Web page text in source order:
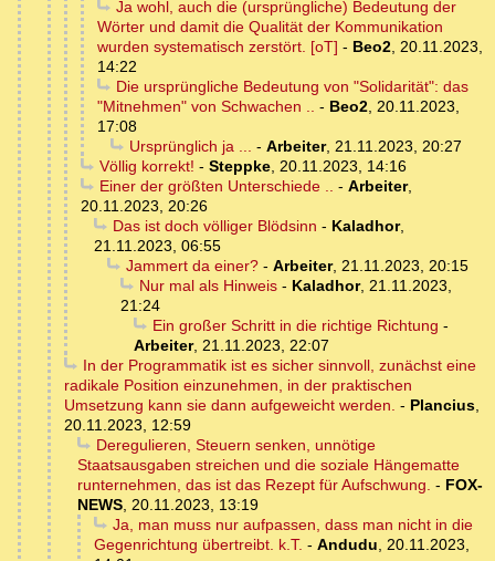
Ja wohl, auch die (ursprüngliche) Bedeutung der
Wörter und damit die Qualität der Kommunikation
wurden systematisch zerstört. [oT] - Beo2, 20.11.2023,
14:22
Die ursprüngliche Bedeutung von "Solidarität": das
"Mitnehmen" von Schwachen .. - Beo2, 20.11.2023,
17:08
Ursprünglich ja ... - Arbeiter, 21.11.2023, 20:27
Völlig korrekt! - Steppke, 20.11.2023, 14:16
Einer der größten Unterschiede .. - Arbeiter,
20.11.2023, 20:26
Das ist doch völliger Blödsinn - Kaladhor,
21.11.2023, 06:55
Jammert da einer?- Arbeiter, 21.11.2023, 20:15
Nur mal als Hinweis- Kaladhor, 21.11.2023,
21:24
Ein großer Schritt in die richtige Richtung -
Arbeiter, 21.11.2023, 22:07
In der Programmatik ist es sicher sinnvoll, zunächst eine
radikale Position einzunehmen, in der praktischen
Umsetzung kann sie dann aufgeweicht werden. - Plancius,
20.11.2023, 12:59
Deregulieren, Steuern senken, unnötige
Staatsausgaben streichen und die soziale Hängematte
runternehmen, das ist das Rezept für Aufschwung. - FOX-
NEWS, 20.11.2023, 13:19
Ja, man muss nur aufpassen, dass man nicht in die
Gegenrichtung übertreibt. k.T. - Andudu, 20.11.2023,